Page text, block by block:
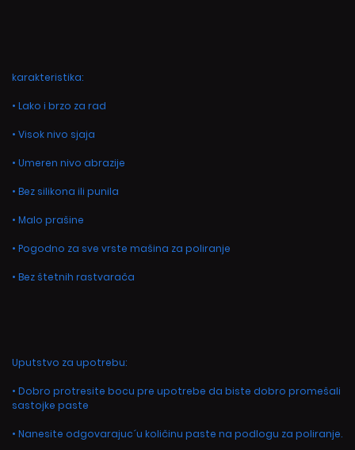
karakteristika:
• Lako i brzo za rad
• Visok nivo sjaja
• Umeren nivo abrazije
• Bez silikona ili punila
• Malo prašine
• Pogodno za sve vrste mašina za poliranje
• Bez štetnih rastvarača
Uputstvo za upotrebu:
• Dobro protresite bocu pre upotrebe da biste dobro promešali
sastojke paste
• Nanesite odgovarajuc´u količinu paste na podlogu za poliranje.